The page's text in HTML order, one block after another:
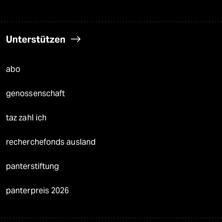
Unterstützen
abo
genossenschaft
taz zahl ich
recherchefonds ausland
panterstiftung
panterpreis 2026